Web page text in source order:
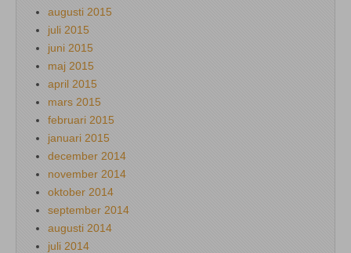
augusti 2015
juli 2015
juni 2015
maj 2015
april 2015
mars 2015
februari 2015
januari 2015
december 2014
november 2014
oktober 2014
september 2014
augusti 2014
juli 2014